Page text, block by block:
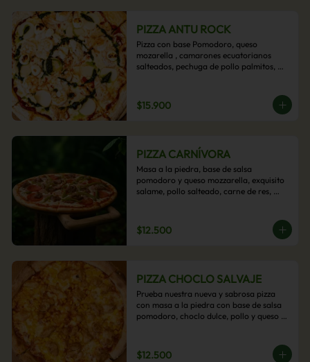
PIZZA ANTU ROCK
Pizza con base Pomodoro, queso
mozarella , camarones ecuatorianos
salteados, pechuga de pollo palmitos,
$15.900
PIZZA CARNÍVORA
Masa a la piedra, base de salsa
pomodoro y queso mozzarella, exquisito
salame, pollo salteado, carne de res,
$12.500
PIZZA CHOCLO SALVAJE
Prueba nuestra nueva y sabrosa pizza
con masa a la piedra con base de salsa
pomodoro, choclo dulce, pollo y queso
$12.500